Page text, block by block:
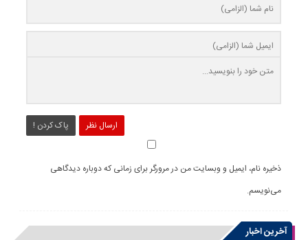
ارسال نظر پاک کردن !
ذخیره نام، ایمیل و وبسایت من در مرورگر برای زمانی که دوباره دیدگاهی
می‌نویسم.
آخرین اخبار